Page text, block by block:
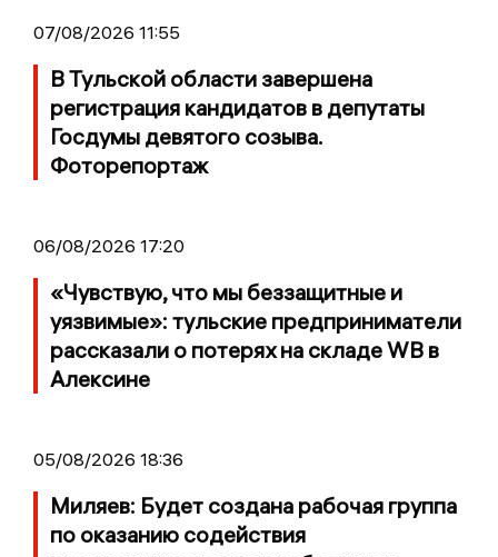
07/08/2026 11:55
В Тульской области завершена
регистрация кандидатов в депутаты
Госдумы девятого созыва.
Фоторепортаж
06/08/2026 17:20
«Чувствую, что мы беззащитные и
уязвимые»: тульские предприниматели
рассказали о потерях на складе WB в
Алексине
05/08/2026 18:36
Миляев: Будет создана рабочая группа
по оказанию содействия